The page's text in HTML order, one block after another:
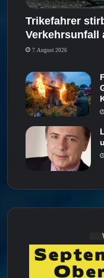
Trikefahrer
Verkehrsunfall
7. August 2026